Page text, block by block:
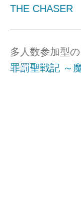
THE CHASER
多人数参加型
罪罰聖戦記 ～